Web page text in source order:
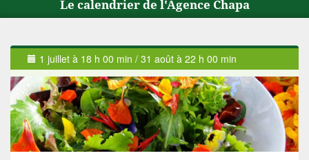
Le calendrier de l'Agence Chapa
1 juillet à 18 h 00 min / 31 août à 22 h 00 min